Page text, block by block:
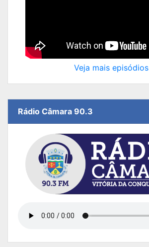
Veja mais episódios
Rádio Câmara 90.3